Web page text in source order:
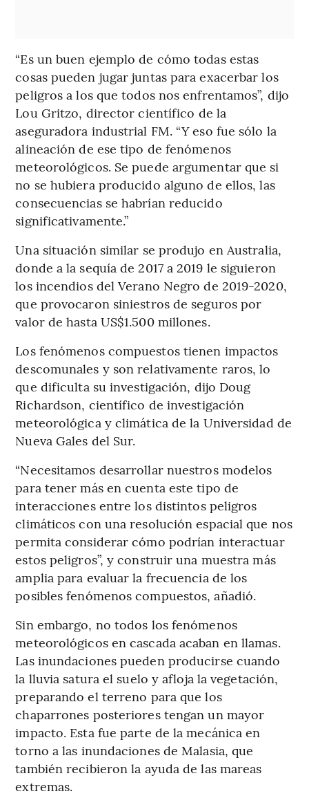
“Es un buen ejemplo de cómo todas estas
cosas pueden jugar juntas para exacerbar los
peligros a los que todos nos enfrentamos”, dijo
Lou Gritzo, director científico de la
aseguradora industrial FM. “Y eso fue sólo la
alineación de ese tipo de fenómenos
meteorológicos. Se puede argumentar que si
no se hubiera producido alguno de ellos, las
consecuencias se habrían reducido
significativamente.”
Una situación similar se produjo en Australia,
donde a la sequía de 2017 a 2019 le siguieron
los incendios del Verano Negro de 2019-2020,
que provocaron siniestros de seguros por
valor de hasta US$1.500 millones.
Los fenómenos compuestos tienen impactos
descomunales y son relativamente raros, lo
que dificulta su investigación, dijo Doug
Richardson, científico de investigación
meteorológica y climática de la Universidad de
Nueva Gales del Sur.
“Necesitamos desarrollar nuestros modelos
para tener más en cuenta este tipo de
interacciones entre los distintos peligros
climáticos con una resolución espacial que nos
permita considerar cómo podrían interactuar
estos peligros”, y construir una muestra más
amplia para evaluar la frecuencia de los
posibles fenómenos compuestos, añadió.
Sin embargo, no todos los fenómenos
meteorológicos en cascada acaban en llamas.
Las inundaciones pueden producirse cuando
la lluvia satura el suelo y afloja la vegetación,
preparando el terreno para que los
chaparrones posteriores tengan un mayor
impacto. Esta fue parte de la mecánica en
torno a las inundaciones de Malasia, que
también recibieron la ayuda de las mareas
extremas.